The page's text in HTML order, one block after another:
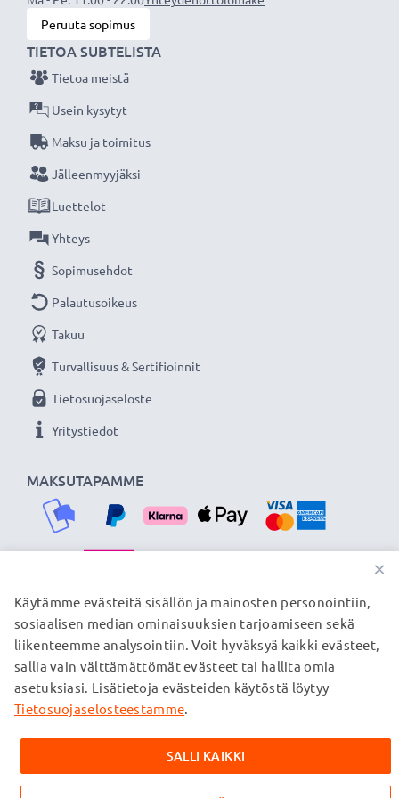
siksi tarjoamme 36 kuukauden takuun!
Peruuta sopimus
MAKSUTAPAMME
TIETOA SUBTELISTA
Tietoa meistä
Usein kysytyt
Maksu ja toimitus
Jälleenmyyjäksi
Luettelot
Yhteys
Sopimusehdot
Palautusoikeus
Takuu
Turvallisuus & Sertifioinnit
Tietosuojaseloste
Yritystiedot
TOIMITUSKUMPPANIMME
© subtel.fi 2026
Kaikki hinnat sisältävät arvonlisäveron, mutta ei
toimituskuluja. Kaikki sivuillamme mainitut tavaramerkit ovat
verkkosivuillamme ainoastaan tuotteitamme koskevan
×
Käytämme evästeitä sisällön ja mainosten personointiin,
sosiaalisen median ominaisuuksien tarjoamiseen sekä
liikenteemme analysointiin. Voit hyväksyä kaikki evästeet,
sallia vain välttämättömät evästeet tai hallita omia
asetuksiasi. Lisätietoja evästeiden käytöstä löytyy
Tietosuojaselosteestamme.
SALLI KAIKKI